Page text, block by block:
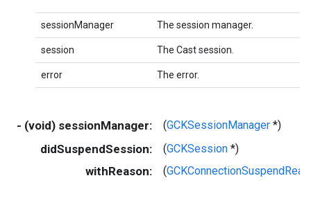
sessionManager The session manager.
session The Cast session.
error The error.
- (void) sessionManager: (GCKSessionManager *)
didSuspendSession: (GCKSession *)
withReason: (